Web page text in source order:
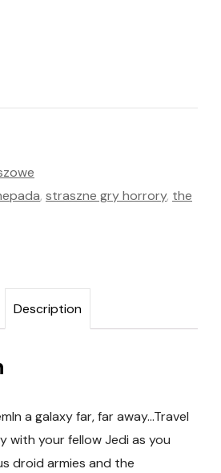
, straszne gry horrory, the
Description
a galaxy far, far away…Travel
with your fellow Jedi as you
droid armies and the